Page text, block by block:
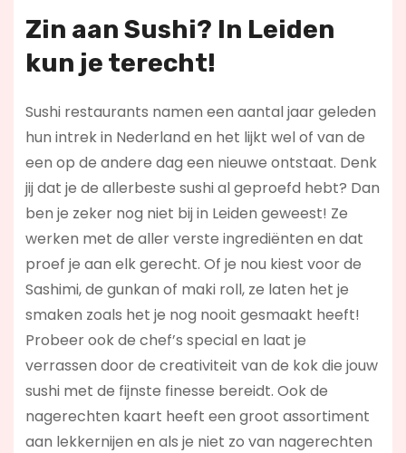
Zin aan Sushi? In Leiden
kun je terecht!
Sushi restaurants namen een aantal jaar geleden
hun intrek in Nederland en het lijkt wel of van de
een op de andere dag een nieuwe ontstaat. Denk
jij dat je de allerbeste sushi al geproefd hebt? Dan
ben je zeker nog niet bij in Leiden geweest! Ze
werken met de aller verste ingrediënten en dat
proef je aan elk gerecht. Of je nou kiest voor de
Sashimi, de gunkan of maki roll, ze laten het je
smaken zoals het je nog nooit gesmaakt heeft!
Probeer ook de chef’s special en laat je
verrassen door de creativiteit van de kok die jouw
sushi met de fijnste finesse bereidt. Ook de
nagerechten kaart heeft een groot assortiment
aan lekkernijen en als je niet zo van nagerechten